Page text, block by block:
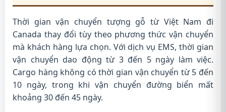
Thời gian vận chuyển tượng gỗ từ Việt Nam đi
Canada thay đổi tùy theo phương thức vận chuyển
mà khách hàng lựa chọn. Với dịch vụ EMS, thời gian
vận chuyển dao động từ 3 đến 5 ngày làm việc.
Cargo hàng không có thời gian vận chuyển từ 5 đến
10 ngày, trong khi vận chuyển đường biển mất
khoảng 30 đến 45 ngày.